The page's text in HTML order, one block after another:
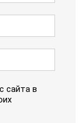
сайта в